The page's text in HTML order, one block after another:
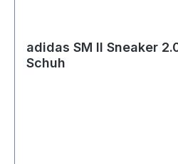
adidas SM II Sneaker
Schuh